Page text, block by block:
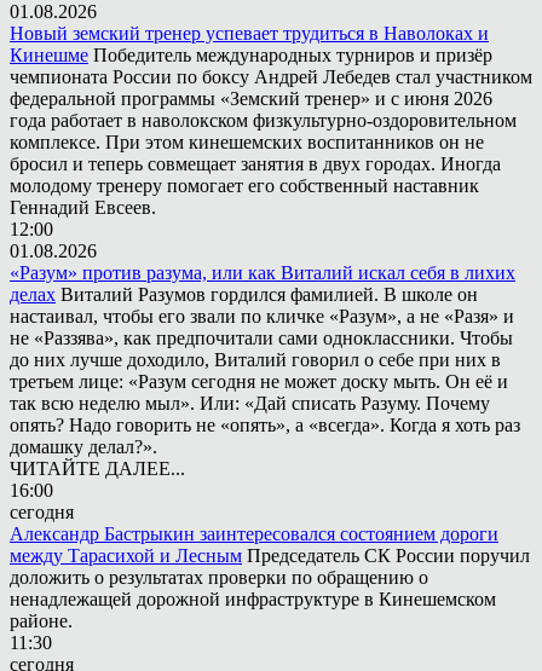
01.08.2026
Новый земский тренер успевает трудиться в Наволоках и
Кинешме Победитель международных турниров и призёр
чемпионата России по боксу Андрей Лебедев стал участником
федеральной программы «Земский тренер» и с июня 2026
года работает в наволокском физкультурно-оздоровительном
комплексе. При этом кинешемских воспитанников он не
бросил и теперь совмещает занятия в двух городах. Иногда
молодому тренеру помогает его собственный наставник
Геннадий Евсеев.
12:00
01.08.2026
«Разум» против разума, или как Виталий искал себя в лихих
делах Виталий Разумов гордился фамилией. В школе он
настаивал, чтобы его звали по кличке «Разум», а не «Разя» и
не «Раззява», как предпочитали сами одноклассники. Чтобы
до них лучше доходило, Виталий говорил о себе при них в
третьем лице: «Разум сегодня не может доску мыть. Он её и
так всю неделю мыл». Или: «Дай списать Разуму. Почему
опять? Надо говорить не «опять», а «всегда». Когда я хоть раз
домашку делал?».
ЧИТАЙТЕ ДАЛЕЕ...
16:00
сегодня
Александр Бастрыкин заинтересовался состоянием дороги
между Тарасихой и Лесным Председатель СК России поручил
доложить о результатах проверки по обращению о
ненадлежащей дорожной инфраструктуре в Кинешемском
районе.
11:30
сегодня